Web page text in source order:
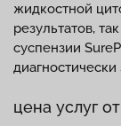
цена услуг от
жидкостной
результатов,
суспензии